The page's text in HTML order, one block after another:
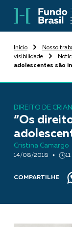
Início Nosso
visibilidade
adolescentes são
DIREITO DE
“Os
Cristina Camargo
14/08/2018
COMPARTILHE